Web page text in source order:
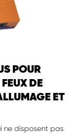
POUR
DE
ET
ne disposent pas